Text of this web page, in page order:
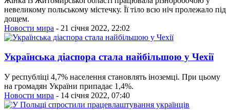
невеликому польському містечку. Її тіло всю ніч пролежало під
дощем.
Новости мира - 21 січня 2022, 22:02
Українська діаспора стала найбільшою у Чехії
У республіці 4,7% населення становлять іноземці. При цьому
на громадян України припадає 1,4%.
Новости мира - 14 січня 2022, 07:40